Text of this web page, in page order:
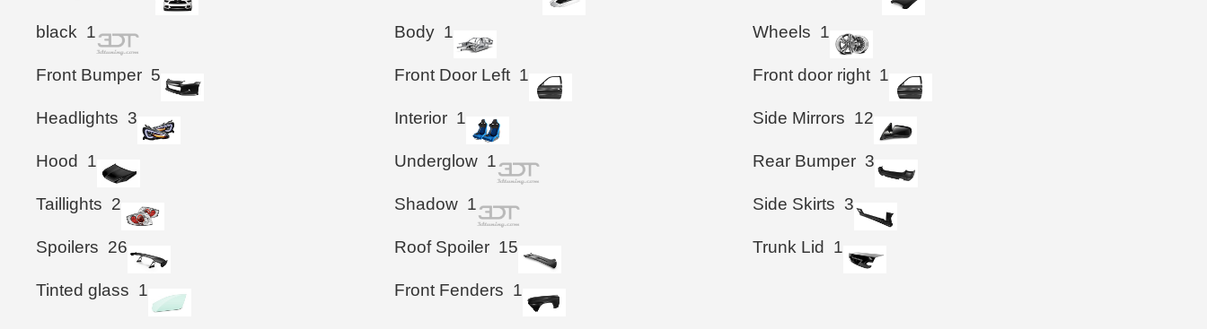
black 1 Body 1 Wheels 1
Front Bumper 5 Front Door Left 1 Front door right 1
Headlights 3 Interior 1 Side Mirrors 12
Hood 1 Underglow 1 Rear Bumper 3
Taillights 2 Shadow 1 Side Skirts 3
Spoilers 26 Roof Spoiler 15 Trunk Lid 1
Tinted glass 1 Front Fenders 1